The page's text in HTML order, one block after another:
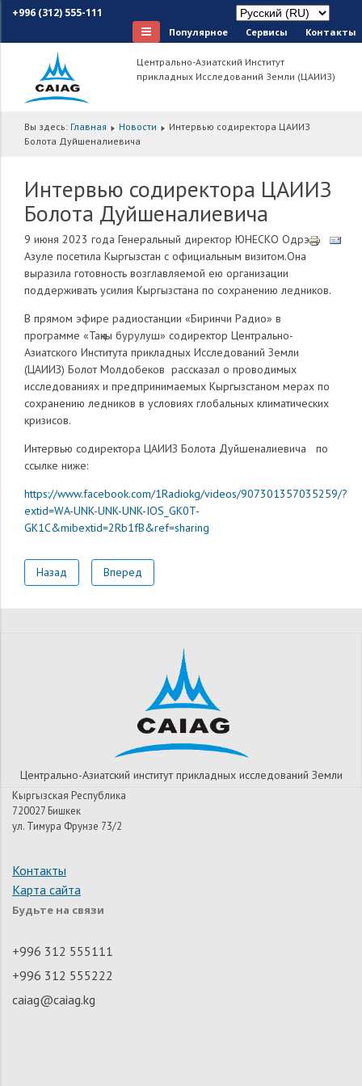
+996 (312) 555-111
Популярное Сервисы Контакты
Центрально-Азиатский Институт
прикладных Исследований Земли (ЦАИИЗ)
Вы здесь: Главная Новости
Интервью содиректора ЦАИИЗ
Болота Дуйшеналиевича
Интервью содиректора ЦАИИЗ
Болота Дуйшеналиевича
9 июня 2023 года Генеральный директор ЮНЕСКО Одрэ
Азуле посетила Кыргызстан с официальным визитом.Она
выразила готовность возглавляемой ею организации
поддерживать усилия Кыргызстана по сохранению ледников.
В прямом эфире радиостанции «Биринчи Радио» в
программе «Таӊкы бурулуш» содиректор Центрально-
Азиатского Института прикладных Исследований Земли
(ЦАИИЗ) Болот Молдобеков рассказал о проводимых
исследованиях и предпринимаемых Кыргызстаном мерах по
сохранению ледников в условиях глобальных климатических
кризисов.
Интервью содиректора ЦАИИЗ Болота Дуйшеналиевича по
ссылке ниже:
https://www.facebook.com/1Radiokg/videos/907301357035259/?
extid=WA-UNK-UNK-UNK-IOS_GK0T-
GK1C&mibextid=2Rb1fB&ref=sharing
Назад Вперед
Центрально-Азиатский институт прикладных исследований Земли
Кыргызская Республика
720027 Бишкек
ул. Тимура Фрунзе 73/2
Контакты
Карта сайта
Будьте на связи
+996 312 555111
+996 312 555222
caiag@caiag.kg